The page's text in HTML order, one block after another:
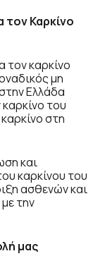
τον Καρκίνο
τον καρκίνο
μη
Ελλάδα
του
στη
και
καρκίνου του
ασθενών και
την
μας